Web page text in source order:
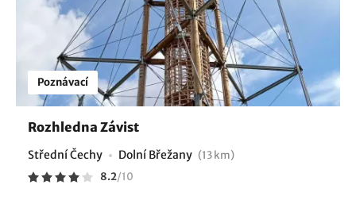
Poznávací
Rozhledna Závist
Střední Čechy Dolní Břežany (13 km)
8.2/10